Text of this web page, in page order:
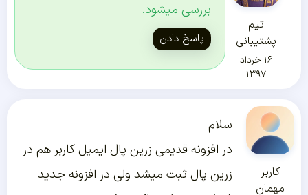
تیم
پشتیبانی
۱۶ خرداد
۱۳۹۷
بررسی میشود.
پاسخ دادن
کاربر
مهمان
سلام
در افزونه قدیمی زرین پال ایمیل کاربر هم در
زرین پال ثبت میشد ولی در افزونه جدید